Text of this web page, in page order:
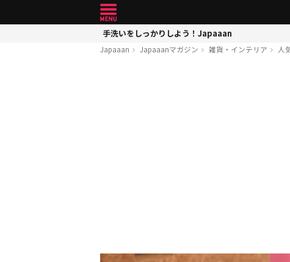
手洗いをしっかりしよう！Japaaan
Japaaan Japaaanマガジン 雑貨・インテリア 人